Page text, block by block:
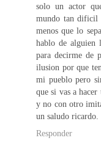
solo un actor
mundo tan dificil
menos que lo
hablo de alguien
para decirme de
ilusion por que
mi pueblo pero
que si vas a
y no con otro
un saludo ricardo.
Responder